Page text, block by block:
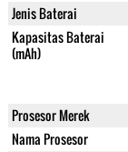
Jenis Baterai
Kapasitas Baterai
(mAh)
Prosesor Merek
Nama Prosesor